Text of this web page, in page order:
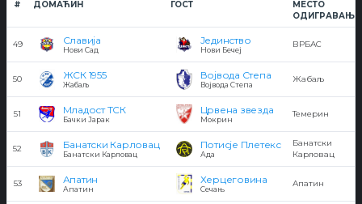
# ДОМАЋИН ГОСТ
МЕСТО
ОДИГРАВАЊА
49 Славија
Нови Сад
Јединство
Нови Бечеј
ВРБАС
50 ЖСК 1955
Жабаљ
Војвода Степа
Војвода Степа
Жабаљ
51 Младост ТСК
Бачки Јарак
Црвена звезда
Мокрин
Темерин
52 Банатски Карловац
Банатски Карловац
Потисје Плетекс
Ада
Банатски
Карловац
53 Апатин
Апатин
Херцеговина
Сечањ
Апатин